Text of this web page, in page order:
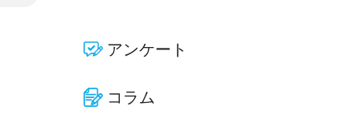
アンケート
コラム